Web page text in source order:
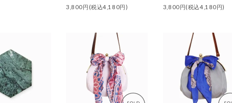
3,800円(税込4,180円) 3,800円(税込4,180円)